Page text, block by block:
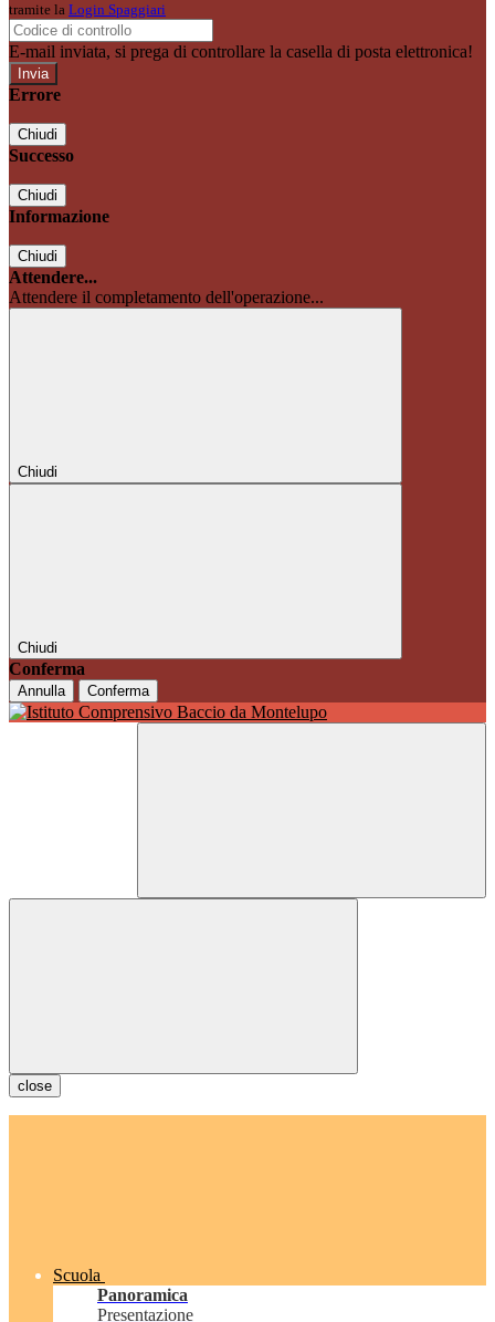
tramite la Login Spaggiari
E-mail inviata, si prega di controllare la casella di posta elettronica!
Errore
Chiudi
Successo
Chiudi
Informazione
Chiudi
Attendere...
Attendere il completamento dell'operazione...
Chiudi
Chiudi
Conferma
Annulla Conferma
close
Scuola
Panoramica
Presentazione